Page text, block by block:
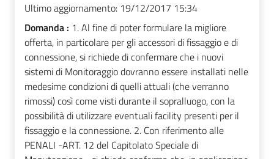
Ultimo aggiornamento: 19/12/2017 15:34
Domanda : 1. Al fine di poter formulare la migliore
offerta, in particolare per gli accessori di fissaggio e di
connessione, si richiede di confermare che i nuovi
sistemi di Monitoraggio dovranno essere installati nelle
medesime condizioni di quelli attuali (che verranno
rimossi) così come visti durante il sopralluogo, con la
possibilità di utilizzare eventuali facility presenti per il
fissaggio e la connessione. 2. Con riferimento alle
PENALI -ART. 12 del Capitolato Speciale di